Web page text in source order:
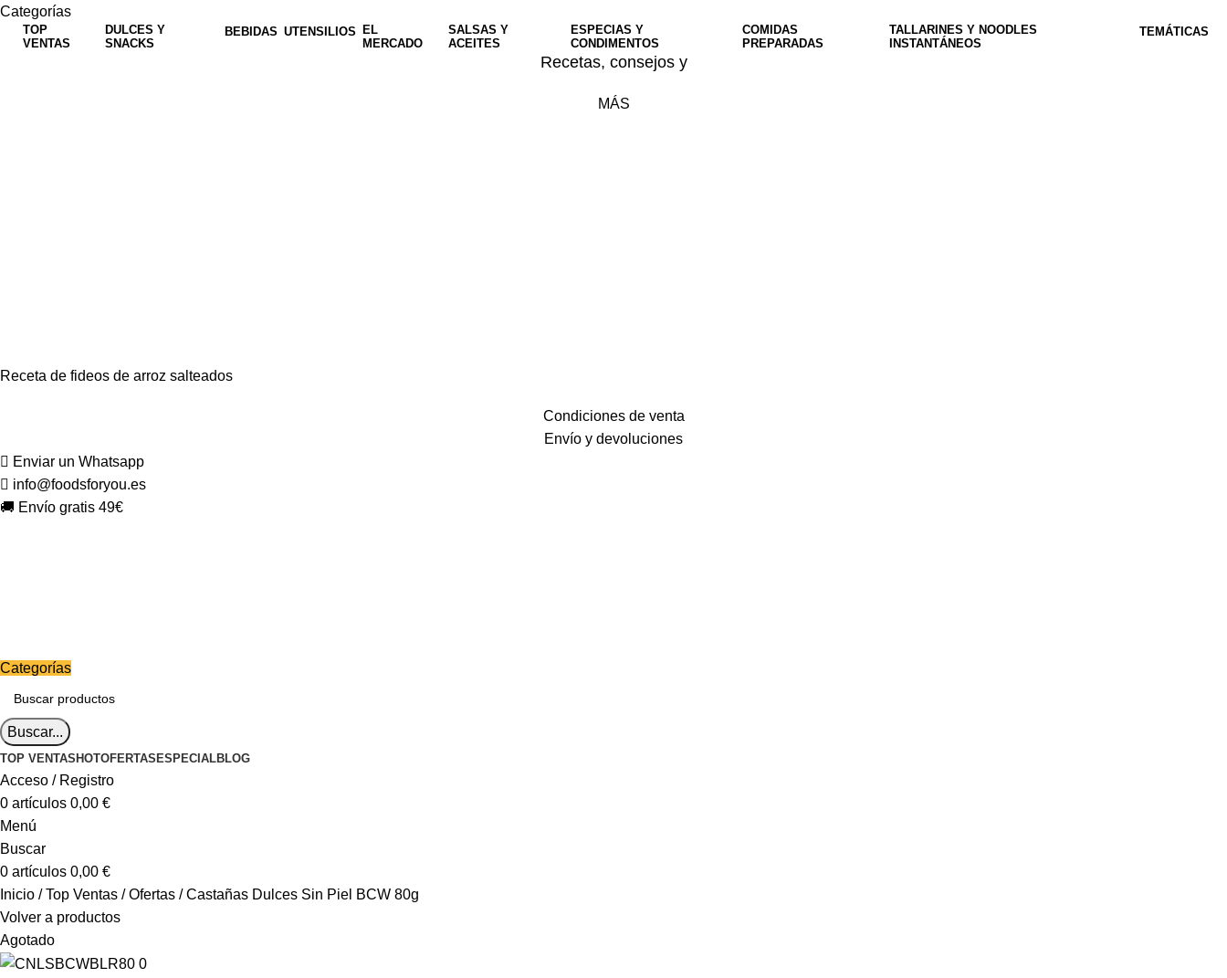
Categorías
TOP
VENTAS
DULCES Y
SNACKS
BEBIDAS UTENSILIOS
EL
MERCADO
SALSAS Y
ACEITES
ESPECIAS Y
CONDIMENTOS
COMIDAS
PREPARADAS
TALLARINES Y NOODLES
INSTANTÁNEOS
TEMÁTICAS
Recetas, consejos y
MÁS
Receta de fideos de arroz salteados
Condiciones de venta
Envío y devoluciones
Enviar un Whatsapp
info@foodsforyou.es
🚚 Envío gratis 49€
Categorías
Buscar...
TOP VENTAS HOTOFERTAS ESPECIALBLOG
Acceso / Registro
0 artículos 0,00 €
Menú
Buscar
0 artículos 0,00 €
Inicio
Top Ventas Ofertas
Castañas Dulces Sin Piel BCW 80g
Volver a productos
Agotado